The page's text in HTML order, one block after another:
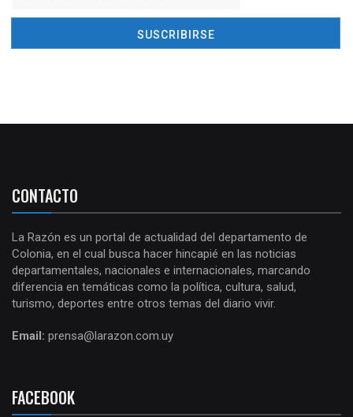
CONTACTO
La Razón es un portal de actualidad del departamento de
Colonia, en el cual busca hacer hincapié en las noticias
departamentales, nacionales e internacionales, marcando
diferencia en temáticas como la política, cultura, salud,
turismo, deportes entre otros temas del diario vivir.
Email: prensa@larazon.com.uy
FACEBOOK